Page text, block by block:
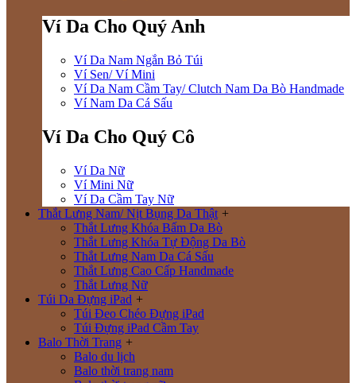
Ví Da Cho Quý Anh
Ví Da Nam Ngắn Bỏ Túi
Ví Sen/ Ví Mini
Ví Da Nam Cầm Tay/ Clutch Nam Da Bò Handmade
Ví Nam Da Cá Sấu
Ví Da Cho Quý Cô
Ví Da Nữ
Ví Mini Nữ
Ví Da Cầm Tay Nữ
Thắt Lưng Nam/ Nịt Bụng Da Thật +
Thắt Lưng Khóa Bấm Da Bò
Thắt Lưng Khóa Tự Động Da Bò
Thắt Lưng Nam Da Cá Sấu
Thắt Lưng Cao Cấp Handmade
Thắt Lưng Nữ
Túi Da Đựng iPad +
Túi Đeo Chéo Đựng iPad
Túi Đựng iPad Cầm Tay
Balo Thời Trang +
Balo du lịch
Balo thời trang nam